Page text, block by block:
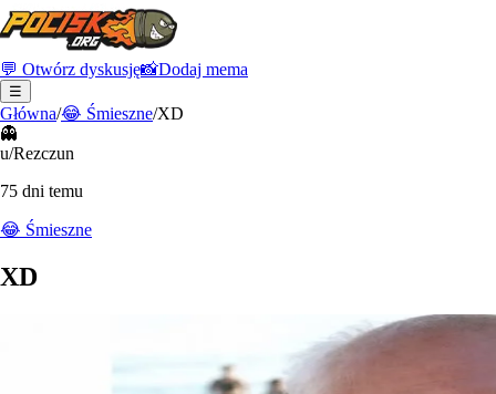
💬 Otwórz dyskusję📸Dodaj mema
☰
Główna/😂 Śmieszne/XD
👻
u/Rezczun
75 dni temu
😂 Śmieszne
XD